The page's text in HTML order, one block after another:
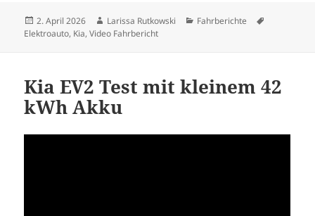
Veröffentlicht
am
2. April 2026 Autor
Larissa Rutkowski Kategorien
Fahrberichte
Elektroauto, Kia,Video Fahrbericht
Kia EV2 Test mit kleinem 42
kWh Akku